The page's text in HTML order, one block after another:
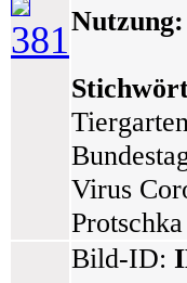
381 Nutzung:
Virus
Protschka
Bild-ID: